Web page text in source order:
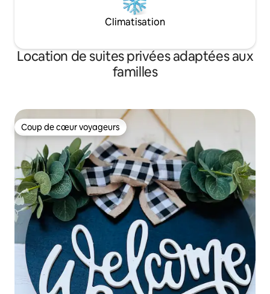
Climatisation
Location de suites privées adaptées aux
familles
Coup de cœur voyageurs
Coup de cœur voyageurs